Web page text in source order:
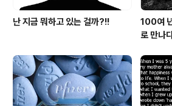
난 지금 뭐하고 있는 걸까?!!
100여
로 만나